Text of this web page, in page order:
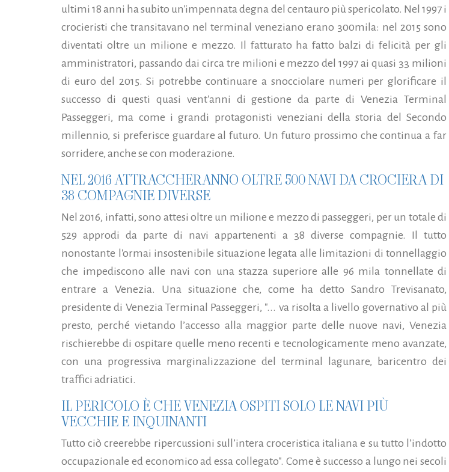
ultimi 18 anni ha subito un'impennata degna del centauro più spericolato. Nel 1997 i
crocieristi che transitavano nel terminal veneziano erano 300mila: nel 2015 sono
diventati oltre un milione e mezzo. Il fatturato ha fatto balzi di felicità per gli
amministratori, passando dai circa tre milioni e mezzo del 1997 ai quasi 33 milioni
di euro del 2015.Si potrebbe continuare a snocciolare numeri per glorificare il
successo di questi quasi vent'anni di gestione da parte di Venezia Terminal
Passeggeri, ma come i grandi protagonisti veneziani della storia del Secondo
millennio, si preferisce guardare al futuro. Un futuro prossimo che continua a far
sorridere, anche se con moderazione.
NEL 2016 ATTRACCHERANNO OLTRE 500 NAVI DA CROCIERA DI
38 COMPAGNIE DIVERSE
Nel 2016, infatti, sono attesi oltre un milione e mezzo di passeggeri, per un totale di
529 approdi da parte di navi appartenenti a 38 diverse compagnie. Il tutto
nonostante l'ormai insostenibile situazione legata alle limitazioni di tonnellaggio
che impediscono alle navi con una stazza superiore alle 96 mila tonnellate di
entrare a Venezia. Una situazione che, come ha detto Sandro Trevisanato,
presidente di Venezia Terminal Passeggeri, "... va risolta a livello governativo al più
presto, perché vietando l’accesso alla maggior parte delle nuove navi, Venezia
rischierebbe di ospitare quelle meno recenti e tecnologicamente meno avanzate,
con una progressiva marginalizzazione del terminal lagunare, baricentro dei
traffici adriatici.
IL PERICOLO È CHE VENEZIA OSPITI SOLO LE NAVI PIÙ
VECCHIE E INQUINANTI
Tutto ciò creerebbe ripercussioni sull’intera croceristica italiana e su tutto l’indotto
occupazionale ed economico ad essa collegato". Come è successo a lungo nei secoli